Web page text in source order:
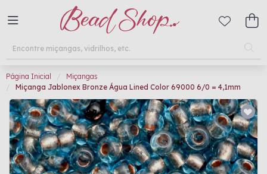
Página Inicial
Miçangas
Miçanga Jablonex Bronze Água Lined Color 69000 6/0 = 4,1mm